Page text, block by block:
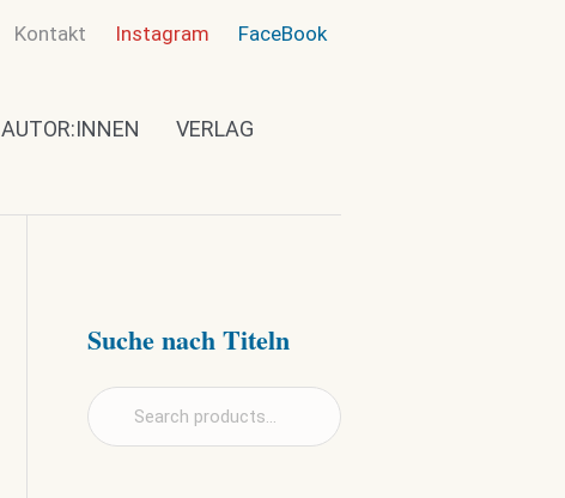
Kontakt Instagram FaceBook
AUTOR:INNEN VERLAG
Suche nach Titeln